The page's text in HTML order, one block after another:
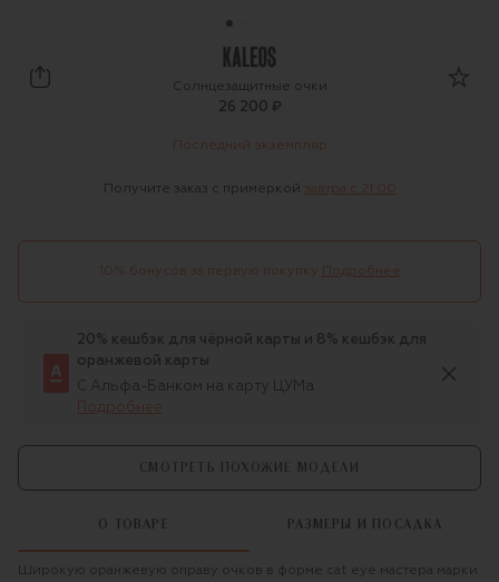
Kaleos
Солнцезащитные очки
26 200 ₽
Последний экземпляр
Получите заказ с примеркой завтра c 21:00
10% бонусов за первую покупку Подробнее
20% кешбэк для чёрной карты и 8% кешбэк для
оранжевой карты
С Альфа-Банком на карту ЦУМа
Подробнее
СМОТРЕТЬ ПОХОЖИЕ МОДЕЛИ
О ТОВАРЕ РАЗМЕРЫ И ПОСАДКА
Широкую оранжевую оправу очков в форме cat eye мастера марки